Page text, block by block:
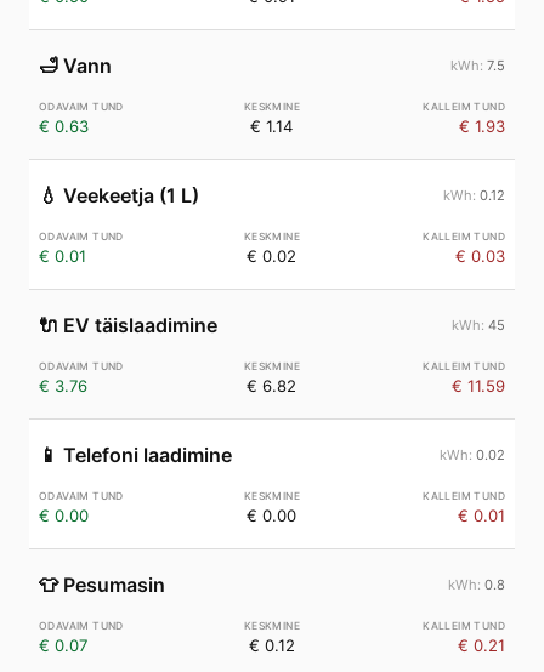
🛁 Vann 7.5
€ 0.63 € 1.14 € 1.93
💧 Veekeetja (1 L) 0.12
€ 0.01 € 0.02 € 0.03
🔌 EV täislaadimine 45
€ 3.76 € 6.82 € 11.59
📱 Telefoni laadimine 0.02
€ 0.00 € 0.00 € 0.01
👕 Pesumasin 0.8
€ 0.07 € 0.12 € 0.21